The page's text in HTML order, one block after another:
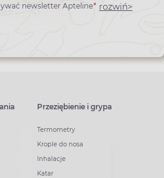
newsletter Apteline* rozwiń>
Przeziębienie i grypa
Termometry
Krople do nosa
Inhalacje
Katar